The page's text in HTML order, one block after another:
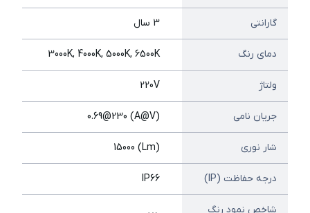
گارانتی 3 سال
دمای رنگ 3000K, 4000K, 5000K, 6500K
ولتاژ 220V
جریان نامی (A@V) 0.69@230
شار نوری (Lm) 15000
درجه حفاظت (IP) IP66
شاخص نمود رنگ